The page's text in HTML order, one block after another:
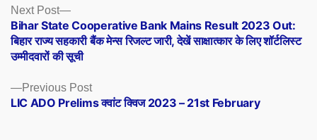
Posts
navigation
Previous PostPrevious
post:
LIC ADO Prelims क्वांट क्विज 2023 – 21st February
Next Post
Next
post:
Bihar State Cooperative Bank Mains Result 2023 Out:
बिहार राज्य सहकारी बैंक मेन्स रिजल्ट जारी, देखें साक्षात्कार के लिए शॉर्टलिस्ट
उम्मीदवारों की सूची